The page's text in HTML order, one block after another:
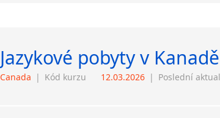
Jazykové pobyty v
Canada | Kód kurzu 12.03.2026 | Poslední